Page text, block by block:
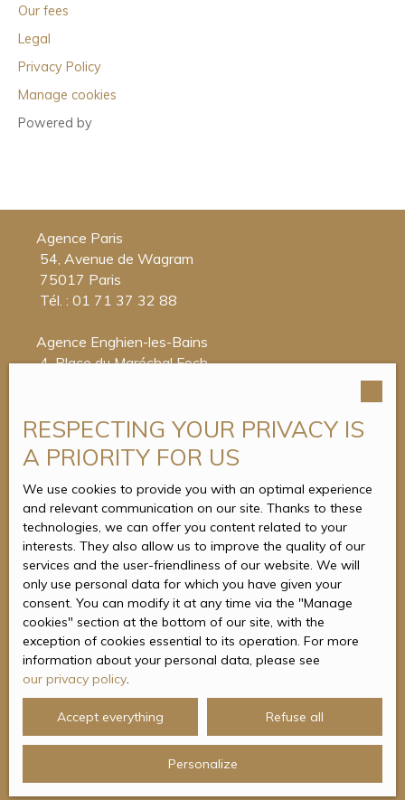
Our fees
Legal
Privacy Policy
Manage cookies
Powered by
Agence Paris
54, Avenue de Wagram
75017 Paris
Tél. : 01 71 37 32 88
Agence Enghien-les-Bains
4, Place du Maréchal Foch
RESPECTING YOUR PRIVACY IS
A PRIORITY FOR US
We use cookies to provide you with an optimal experience
and relevant communication on our site. Thanks to these
technologies, we can offer you content related to your
interests. They also allow us to improve the quality of our
services and the user-friendliness of our website. We will
only use personal data for which you have given your
consent. You can modify it at any time via the ″Manage
cookies″ section at the bottom of our site, with the
exception of cookies essential to its operation. For more
information about your personal data, please see
our privacy policy.
Accept everything Refuse all
Personalize